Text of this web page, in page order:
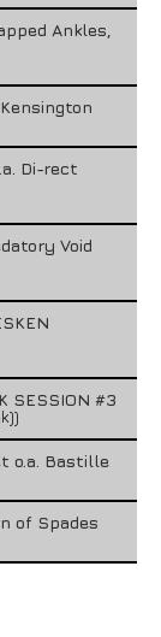
Ankles,
Di-rect
Void
SESSION #3
o.a. Bastille
of Spades